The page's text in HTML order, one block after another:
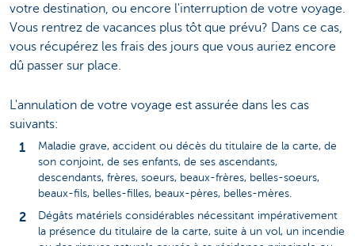
votre destination, ou encore l'interruption de votre voyage.
Vous rentrez de vacances plus tôt que prévu? Dans ce cas,
vous récupérez les frais des jours que vous auriez encore
dû passer sur place.
L'annulation de votre voyage est assurée dans les cas
suivants:
Maladie grave, accident ou décès du titulaire de la carte, de
son conjoint, de ses enfants, de ses ascendants,
descendants, frères, soeurs, beaux-frères, belles-soeurs,
beaux-fils, belles-filles, beaux-pères, belles-mères.
Dégâts matériels considérables nécessitant impérativement
la présence du titulaire de la carte, suite à un vol, un incendie